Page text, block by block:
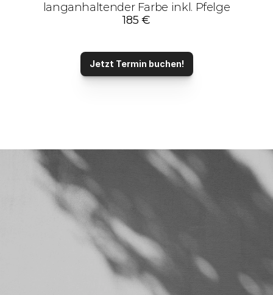
langanhaltender Farbe inkl. Pfelge
185 €
Jetzt Termin buchen!